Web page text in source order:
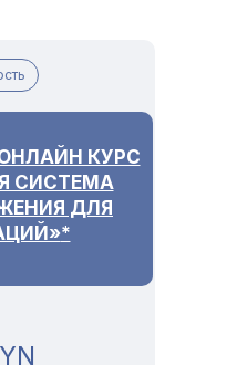
КУРС
СИСТЕМА
ДЛЯ
*